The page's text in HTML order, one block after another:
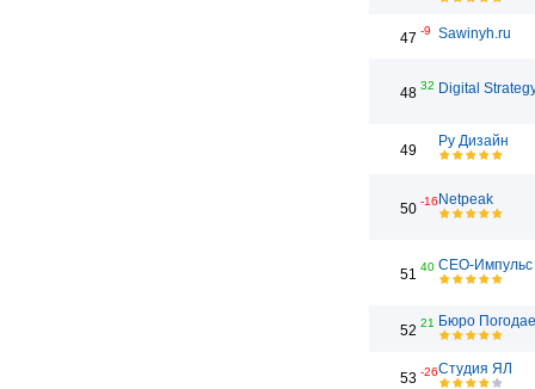
47 -9 Sawinyh.ru
48 32 Digital
49
Ру Дизайн
50 -16 Netpeak
51 40 СЕО-Импульс
52 21 Бюро
53 -26Студия ЯЛ